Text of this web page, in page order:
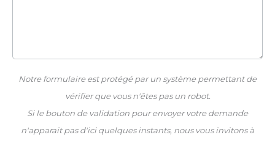
Notre formulaire est protégé par un système permettant de
vérifier que vous n'êtes pas un robot.
Si le bouton de validation pour envoyer votre demande
n'apparait pas d'ici quelques instants, nous vous invitons à